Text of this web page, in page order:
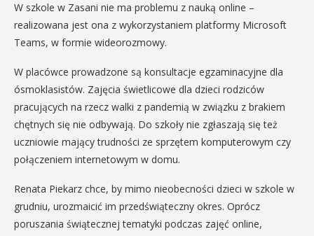
W szkole w Zasani nie ma problemu z nauką online –
realizowana jest ona z wykorzystaniem platformy Microsoft
Teams, w formie wideorozmowy.
W placówce prowadzone są konsultacje egzaminacyjne dla
ósmoklasistów. Zajęcia świetlicowe dla dzieci rodziców
pracujących na rzecz walki z pandemią w związku z brakiem
chętnych się nie odbywają. Do szkoły nie zgłaszają się też
uczniowie mający trudności ze sprzętem komputerowym czy
połączeniem internetowym w domu.
Renata Piekarz chce, by mimo nieobecności dzieci w szkole w
grudniu, urozmaicić im przedświąteczny okres. Oprócz
poruszania świątecznej tematyki podczas zajęć online,